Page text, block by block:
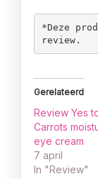
*Deze
review.
Gerelateerd
Review Yes
Carrots
eye cream
7 april
In "Review"